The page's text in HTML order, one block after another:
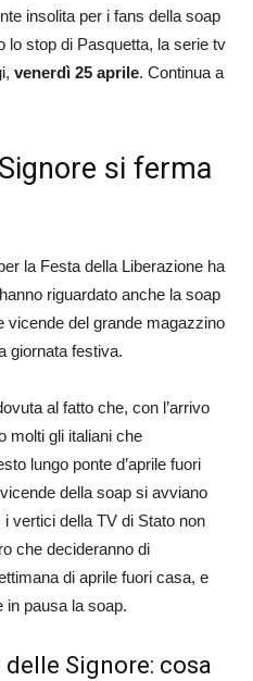
insolita per i fans della soap
lo stop di Pasquetta, la serie tv
venerdì 25 aprile. Continua a
si ferma
la Festa della Liberazione ha
riguardato anche la soap
vicende del grande magazzino
giornata festiva.
al fatto che, con l’arrivo
molti gli italiani che
lungo ponte d’aprile fuori
della soap si avviano
vertici della TV di Stato non
che decideranno di
di aprile fuori casa, e
in pausa la soap.
Signore: cosa